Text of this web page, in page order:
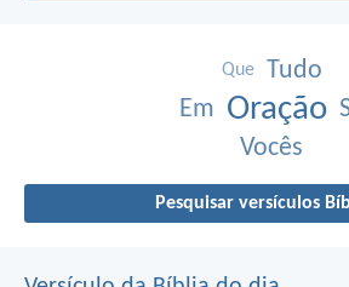
Que
Tudo
Em Oração
Vocês
Pesquisar versículos